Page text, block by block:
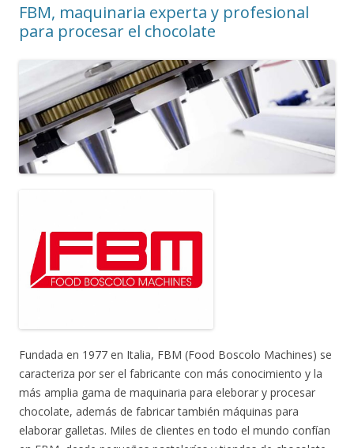
FBM, maquinaria experta y profesional
para procesar el chocolate
Fundada en 1977 en Italia, FBM (Food Boscolo Machines) se
caracteriza por ser el fabricante con más conocimiento y la
más amplia gama de maquinaria para eleborar y procesar
chocolate, además de fabricar también máquinas para
elaborar galletas. Miles de clientes en todo el mundo confían